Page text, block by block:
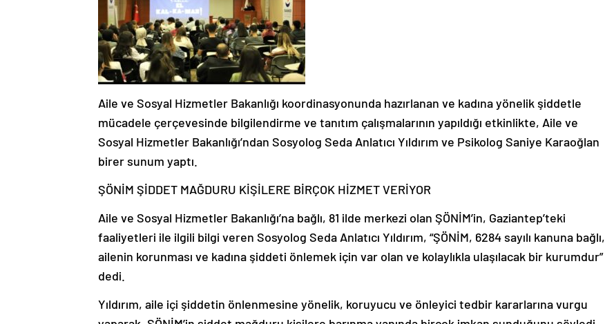
Aile ve Sosyal Hizmetler Bakanlığı koordinasyonunda hazırlanan ve kadına yönelik şiddetle
mücadele çerçevesinde bilgilendirme ve tanıtım çalışmalarının yapıldığı etkinlikte, Aile ve
Sosyal Hizmetler Bakanlığı’ndan Sosyolog Seda Anlatıcı Yıldırım ve Psikolog Saniye Karaoğlan
birer sunum yaptı.
ŞÖNİM ŞİDDET MAĞDURU KİŞİLERE BİRÇOK HİZMET VERİYOR
Aile ve Sosyal Hizmetler Bakanlığı’na bağlı, 81 ilde merkezi olan ŞÖNİM’in, Gaziantep’teki
faaliyetleri ile ilgili bilgi veren Sosyolog Seda Anlatıcı Yıldırım, “ŞÖNİM, 6284 sayılı kanuna bağlı,
ailenin korunması ve kadına şiddeti önlemek için var olan ve kolaylıkla ulaşılacak bir kurumdur”
dedi.
Yıldırım, aile içi şiddetin önlenmesine yönelik, koruyucu ve önleyici tedbir kararlarına vurgu